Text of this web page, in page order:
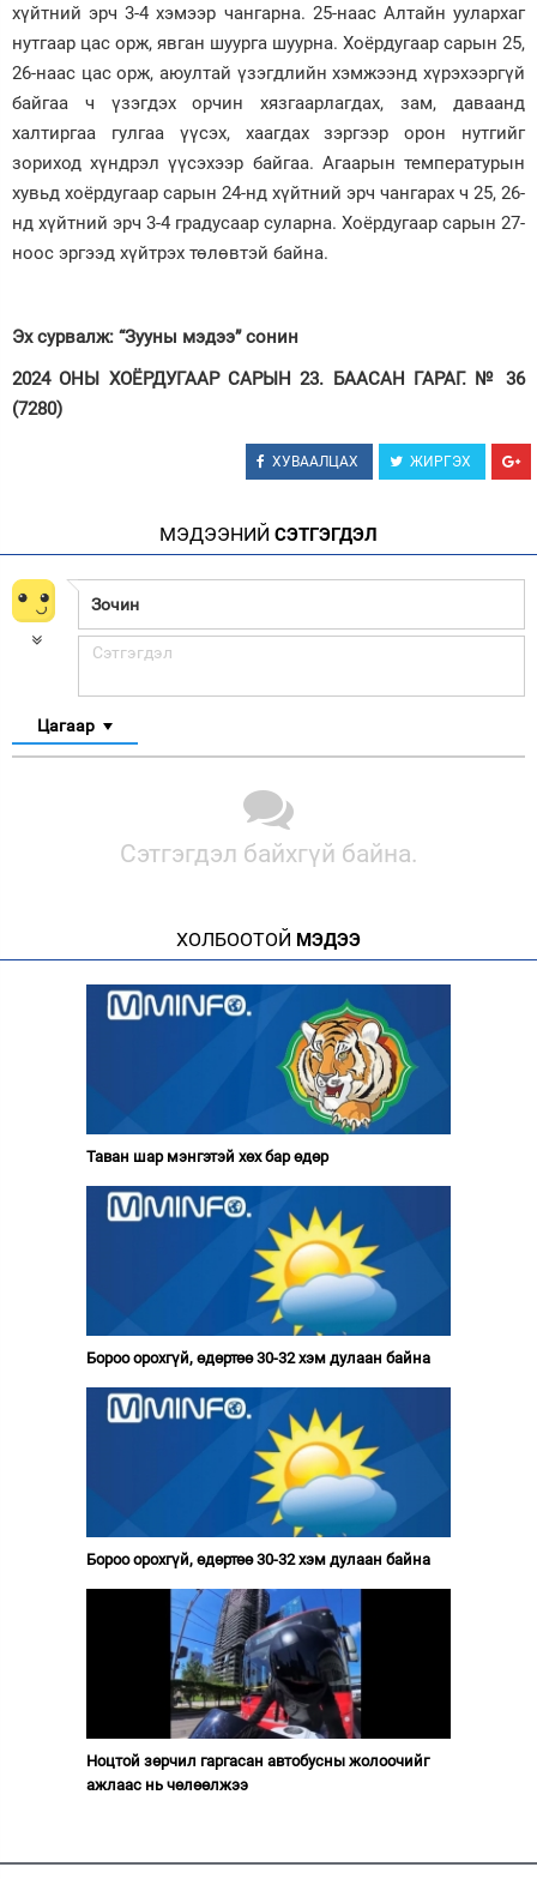
хүйтний эрч 3-4 хэмээр чангарна. 25-наас Алтайн уулархаг
нутгаар цас орж, явган шуурга шуурна. Хоёрдугаар сарын 25,
26-наас цас орж, аюултай үзэгдлийн хэмжээнд хүрэхээргүй
байгаа ч үзэгдэх орчин хязгаарлагдах, зам, даваанд
халтиргаа гулгаа үүсэх, хаагдах зэргээр орон нутгийг
зориход хүндрэл үүсэхээр байгаа. Агаарын температурын
хувьд хоёрдугаар сарын 24-нд хүйтний эрч чангарах ч 25, 26-
нд хүйтний эрч 3-4 градусаар суларна. Хоёрдугаар сарын 27-
ноос эргээд хүйтрэх төлөвтэй байна.
Эх сурвалж: “Зууны мэдээ” сонин
2024 ОНЫ ХОЁРДУГААР САРЫН 23. БААСАН ГАРАГ. № 36
(7280)
ХУВААЛЦАХ ЖИРГЭХ
МЭДЭЭНИЙ СЭТГЭГДЭЛ
Цагаар
Сэтгэгдэл байхгүй байна.
ХОЛБООТОЙ МЭДЭЭ
Таван шар мэнгэтэй хөх бар өдөр
Бороо орохгүй, өдөртөө 30-32 хэм дулаан байна
Бороо орохгүй, өдөртөө 30-32 хэм дулаан байна
Ноцтой зөрчил гаргасан автобусны жолоочийг
ажлаас нь чөлөөлжээ